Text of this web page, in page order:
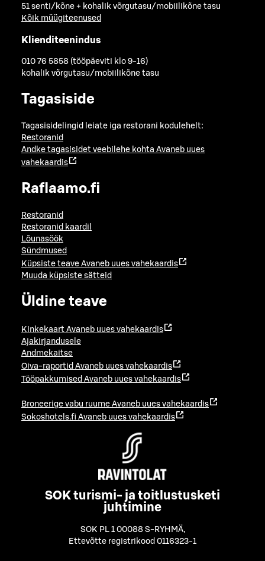
51 senti/kõne + kohalik võrgutasu/mobiilikõne tasu
Kõik müügiteenused
Klienditeenindus
010 76 5858 (tööpäeviti klo 9-16)
kohalik võrgutasu/mobiilikõne tasu
Tagasiside
Tagasisidelingid leiate iga restorani kodulehelt:
Restoranid
Andke tagasisidet veebilehe kohta Avaneb uues
vahekaardis
Raflaamo.fi
Restoranid
Restoranid kaardil
Lõunasöök
Sündmused
Küpsiste teave Avaneb uues vahekaardis
Muuda küpsiste sätteid
Üldine teave
Kinkekaart Avaneb uues vahekaardis
Ajakirjandusele
Andmekaitse
Oiva-raportid Avaneb uues vahekaardis
Tööpakkumised Avaneb uues vahekaardis
Broneerige vabu ruume Avaneb uues vahekaardis
Sokoshotels.fi Avaneb uues vahekaardis
SOK turismi- ja toitlustusketi
juhtimine
SOK PL 1 00088 S-RYHMÄ,
Ettevõtte registrikood 0116323-1